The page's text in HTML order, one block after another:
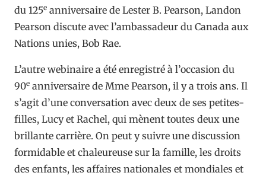
du 125e anniversaire de Lester B. Pearson, Landon
Pearson discute avec l’ambassadeur du Canada aux
Nations unies, Bob Rae.
L’autre webinaire a été enregistré à l’occasion du
90e anniversaire de Mme Pearson, il y a trois ans. Il
s’agit d’une conversation avec deux de ses petites-
filles, Lucy et Rachel, qui mènent toutes deux une
brillante carrière. On peut y suivre une discussion
formidable et chaleureuse sur la famille, les droits
des enfants, les affaires nationales et mondiales et